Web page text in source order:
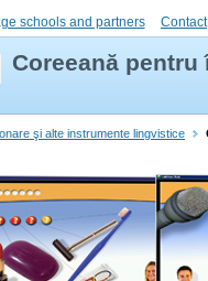
schools and partners Contact
Coreeană
şi alte instrumente lingvistice